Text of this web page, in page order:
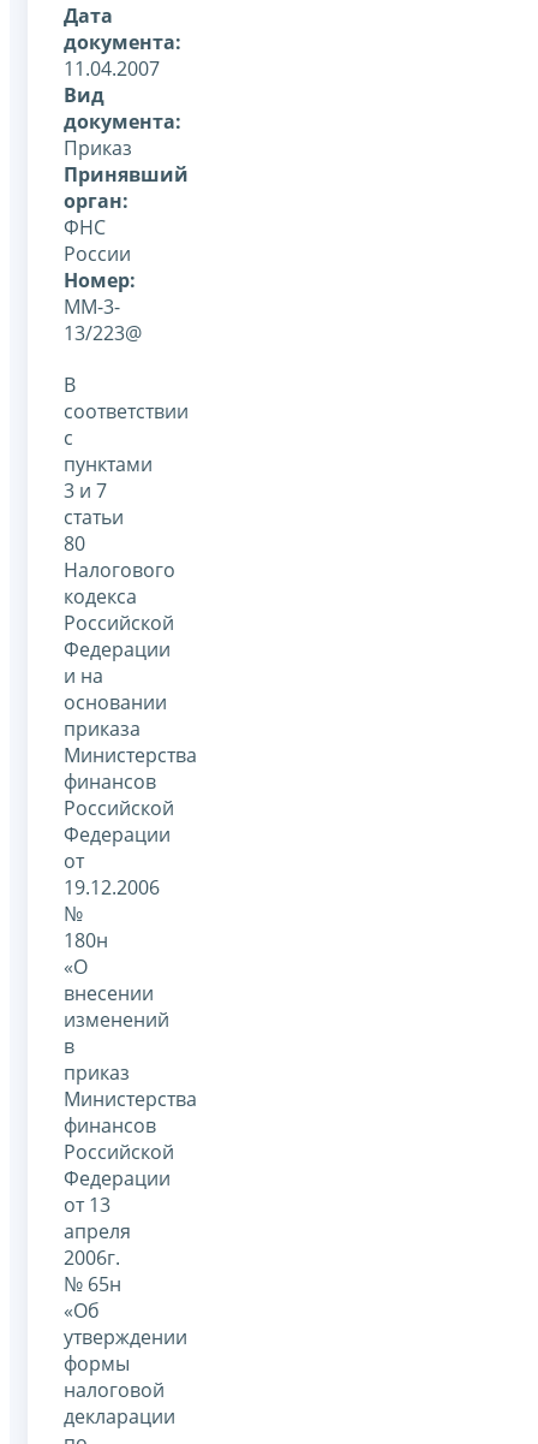
Дата
документа:
11.04.2007
Вид
документа:
Приказ
Принявший
орган:
ФНС
России
Номер:
ММ-3-
13/223@
В
соответствии
с
пунктами
3 и 7
статьи
80
Налогового
кодекса
Российской
Федерации
и на
основании
приказа
Министерства
финансов
Российской
Федерации
от
19.12.2006
№
180н
«О
внесении
изменений
в
приказ
Министерства
финансов
Российской
Федерации
от 13
апреля
2006г.
№ 65н
«Об
утверждении
формы
налоговой
декларации